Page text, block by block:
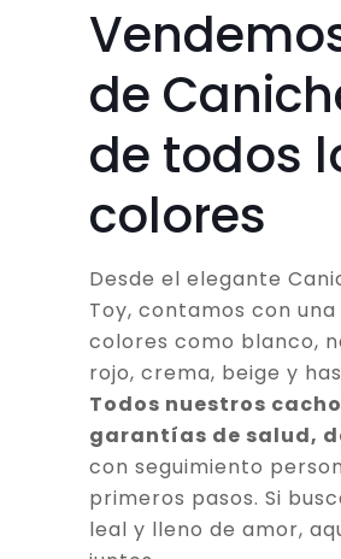
de
de todos
colores
Desde el elegante
Toy, contamos con
colores como blanco,
rojo, crema, beige y
Todos nuestros
garantías de salud,
con seguimiento
primeros pasos. Si
leal y lleno de amor,